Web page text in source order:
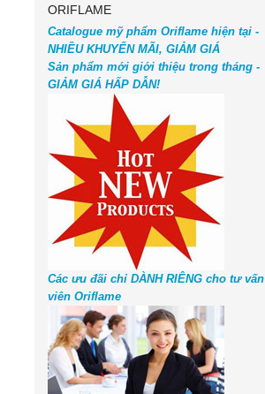
ORIFLAME
Catalogue mỹ phẩm Oriflame hiện tại -
NHIỀU KHUYẾN MÃI, GIẢM GIÁ
Sản phẩm mới giới thiệu trong tháng -
GIẢM GIÁ HẤP DẪN!
Các ưu đãi chỉ DÀNH RIÊNG cho tư vấn
viên Oriflame